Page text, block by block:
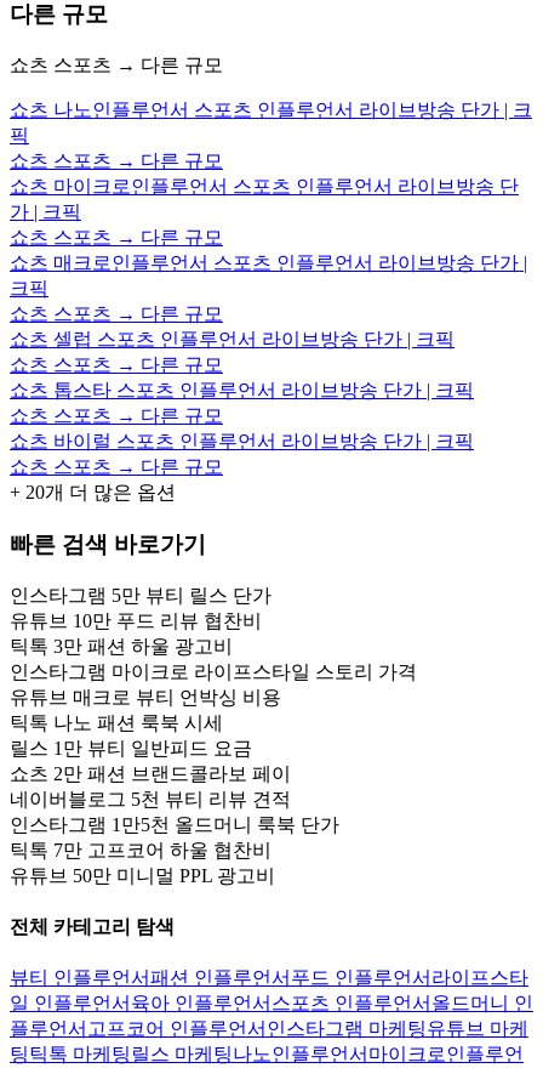
다른 규모
쇼츠 스포츠 → 다른 규모
쇼츠 나노인플루언서 스포츠 인플루언서 라이브방송 단가 | 크
픽
쇼츠 스포츠 → 다른 규모
쇼츠 마이크로인플루언서 스포츠 인플루언서 라이브방송 단
가 | 크픽
쇼츠 스포츠 → 다른 규모
쇼츠 매크로인플루언서 스포츠 인플루언서 라이브방송 단가 |
크픽
쇼츠 스포츠 → 다른 규모
쇼츠 셀럽 스포츠 인플루언서 라이브방송 단가 | 크픽
쇼츠 스포츠 → 다른 규모
쇼츠 톱스타 스포츠 인플루언서 라이브방송 단가 | 크픽
쇼츠 스포츠 → 다른 규모
쇼츠 바이럴 스포츠 인플루언서 라이브방송 단가 | 크픽
쇼츠 스포츠 → 다른 규모
+ 20개 더 많은 옵션
빠른 검색 바로가기
인스타그램 5만 뷰티 릴스 단가
유튜브 10만 푸드 리뷰 협찬비
틱톡 3만 패션 하울 광고비
인스타그램 마이크로 라이프스타일 스토리 가격
유튜브 매크로 뷰티 언박싱 비용
틱톡 나노 패션 룩북 시세
릴스 1만 뷰티 일반피드 요금
쇼츠 2만 패션 브랜드콜라보 페이
네이버블로그 5천 뷰티 리뷰 견적
인스타그램 1만5천 올드머니 룩북 단가
틱톡 7만 고프코어 하울 협찬비
유튜브 50만 미니멀 PPL 광고비
전체 카테고리 탐색
뷰티 인플루언서패션 인플루언서 푸드 인플루언서 라이프스타
일 인플루언서 육아 인플루언서 스포츠 인플루언서 올드머니 인
플루언서 고프코어 인플루언서 인스타그램 마케팅유튜브 마케
팅틱톡 마케팅 릴스 마케팅나노인플루언서 마이크로인플루언